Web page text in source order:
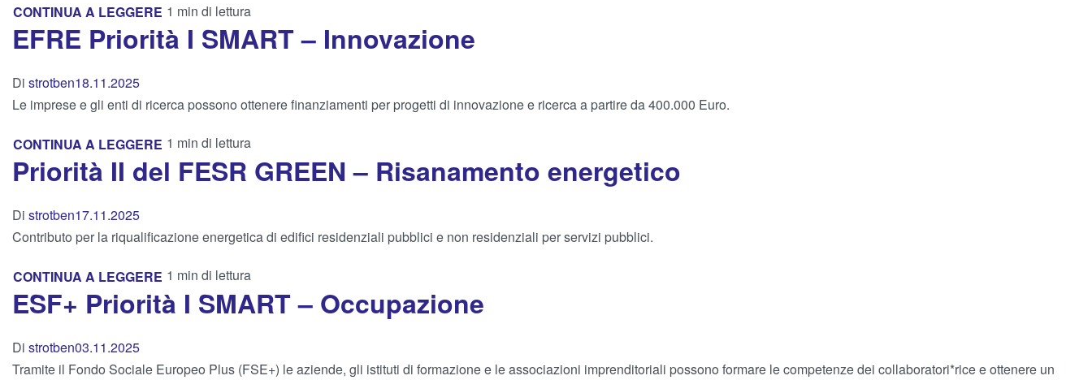
CONTINUA A LEGGERE 1 min di lettura
EFRE Priorità I SMART – Innovazione
Di strotben18.11.2025
Le imprese e gli enti di ricerca possono ottenere finanziamenti per progetti di innovazione e ricerca a partire da 400.000 Euro.
CONTINUA A LEGGERE 1 min di lettura
Priorità II del FESR GREEN – Risanamento energetico
Di strotben17.11.2025
Contributo per la riqualificazione energetica di edifici residenziali pubblici e non residenziali per servizi pubblici.
CONTINUA A LEGGERE 1 min di lettura
ESF+ Priorità I SMART – Occupazione
Di strotben03.11.2025
Tramite il Fondo Sociale Europeo Plus (FSE+) le aziende, gli istituti di formazione e le associazioni imprenditoriali possono formare le competenze dei collaboratori*rice e ottenere un